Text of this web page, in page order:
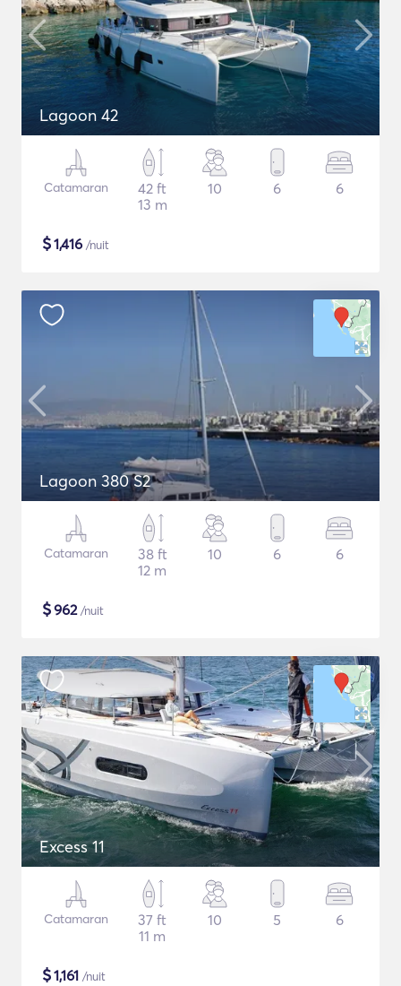
Lagoon 42
Catamaran
42 ft
13 m
10 6 6
$1,416 /nuit
Lagoon 380 S2
Catamaran
38 ft
12 m
10 6 6
$962/nuit
Excess 11
Catamaran
37 ft
11 m
10 5 6
$1,161 /nuit